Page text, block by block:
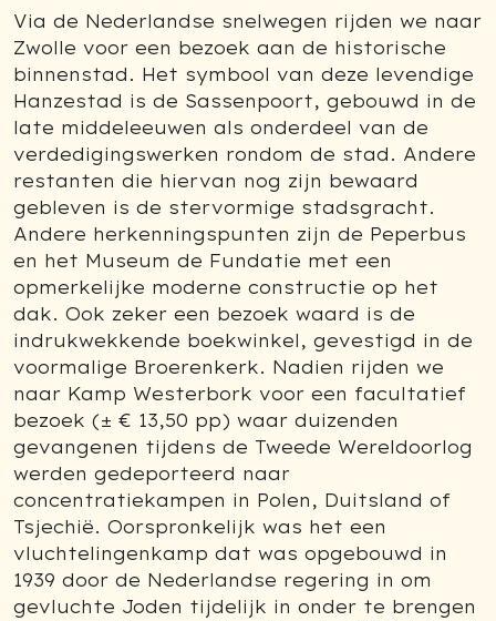
Via de Nederlandse snelwegen rijden we naar
Zwolle voor een bezoek aan de historische
binnenstad. Het symbool van deze levendige
Hanzestad is de Sassenpoort, gebouwd in de
late middeleeuwen als onderdeel van de
verdedigingswerken rondom de stad. Andere
restanten die hiervan nog zijn bewaard
gebleven is de stervormige stadsgracht.
Andere herkenningspunten zijn de Peperbus
en het Museum de Fundatie met een
opmerkelijke moderne constructie op het
dak. Ook zeker een bezoek waard is de
indrukwekkende boekwinkel, gevestigd in de
voormalige Broerenkerk. Nadien rijden we
naar Kamp Westerbork voor een facultatief
bezoek (± € 13,50 pp) waar duizenden
gevangenen tijdens de Tweede Wereldoorlog
werden gedeporteerd naar
concentratiekampen in Polen, Duitsland of
Tsjechië. Oorspronkelijk was het een
vluchtelingenkamp dat was opgebouwd in
1939 door de Nederlandse regering in om
gevluchte Joden tijdelijk in onder te brengen